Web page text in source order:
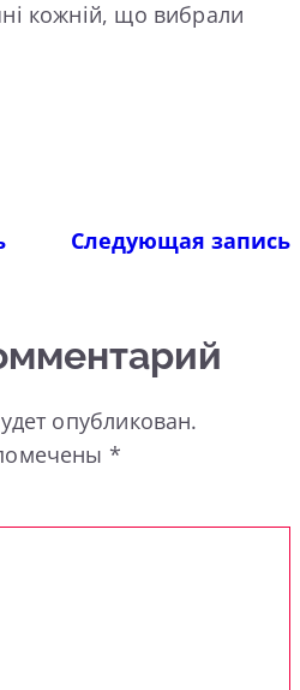
кожній, що вибрали
Следующая запись
опубликован.
*